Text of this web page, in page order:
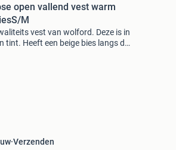
open vallend vest warm
M
vest van wolford. Deze is in
tint. Heeft een beige bies langs de
Verzenden